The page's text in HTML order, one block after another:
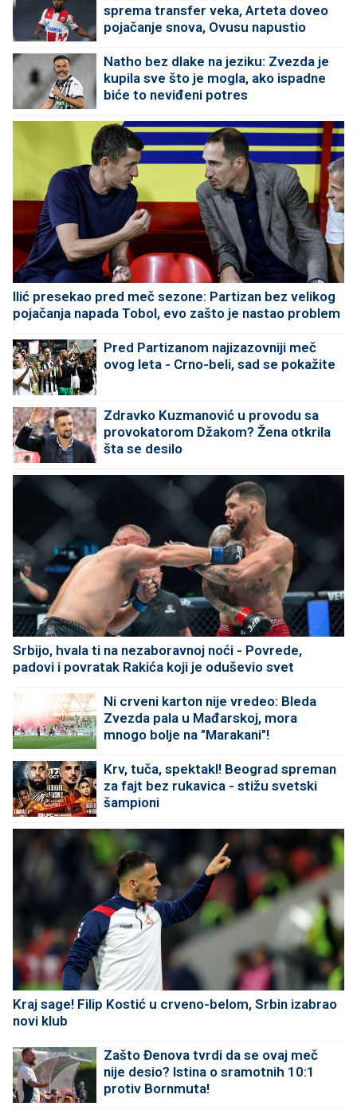
sprema transfer veka, Arteta doveo
pojačanje snova, Ovusu napustio
Natho bez dlake na jeziku: Zvezda je
kupila sve što je mogla, ako ispadne
biće to neviđeni potres
Ilić presekao pred meč sezone: Partizan bez velikog
pojačanja napada Tobol, evo zašto je nastao problem
Pred Partizanom najizazovniji meč
ovog leta - Crno-beli, sad se pokažite
Zdravko Kuzmanović u provodu sa
provokatorom Džakom? Žena otkrila
šta se desilo
Srbijo, hvala ti na nezaboravnoj noći - Povrede,
padovi i povratak Rakića koji je oduševio svet
Ni crveni karton nije vredeo: Bleda
Zvezda pala u Mađarskoj, mora
mnogo bolje na "Marakani"!
Krv, tuča, spektakl! Beograd spreman
za fajt bez rukavica - stižu svetski
šampioni
Kraj sage! Filip Kostić u crveno-belom, Srbin izabrao
novi klub
Zašto Đenova tvrdi da se ovaj meč
nije desio? Istina o sramotnih 10:1
protiv Bornmuta!